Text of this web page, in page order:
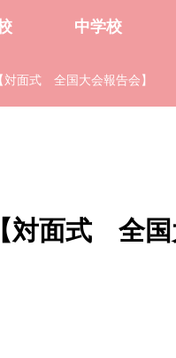
中学校
面式 全国大会報告会】
対面式 全国